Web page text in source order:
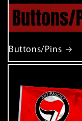
Buttons/Pins